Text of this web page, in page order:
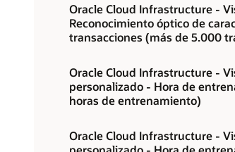
Oracle Cloud Infrastructure -
Reconocimiento óptico de
transacciones (más de 5.000
Oracle Cloud Infrastructure -
personalizado - Hora de
horas de entrenamiento)
Oracle Cloud Infrastructure -